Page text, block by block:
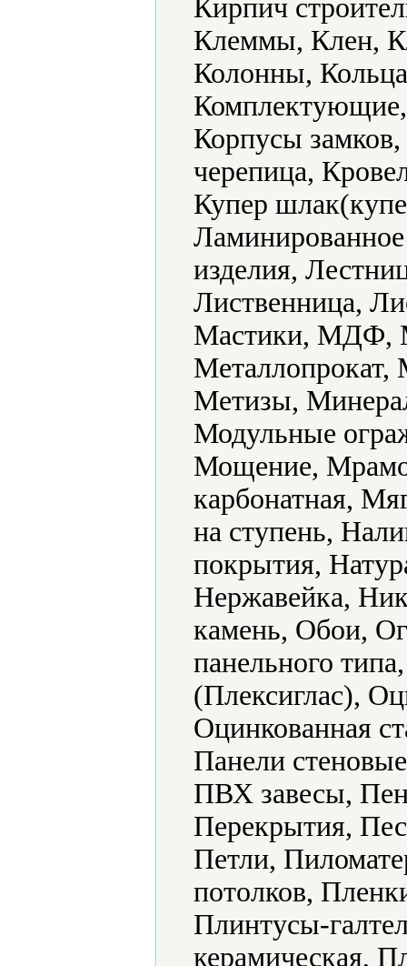
Кирпич
Клеммы, Клен,
Колонны,
Комплектующие,
Корпусы
черепица,
Купер
изделия,
Лиственница,
Мастики, МДФ,
Металлопрокат,
Метизы,
Модульные
Мощение,
карбонатная,
на ступень,
покрытия,
Нержавейка,
камень, Обои,
панельного
(Плексиглас),
Оцинкованная
Панели
ПВХ завесы,
Перекрытия,
Петли,
потолков,
Плинтусы-
керамическая,